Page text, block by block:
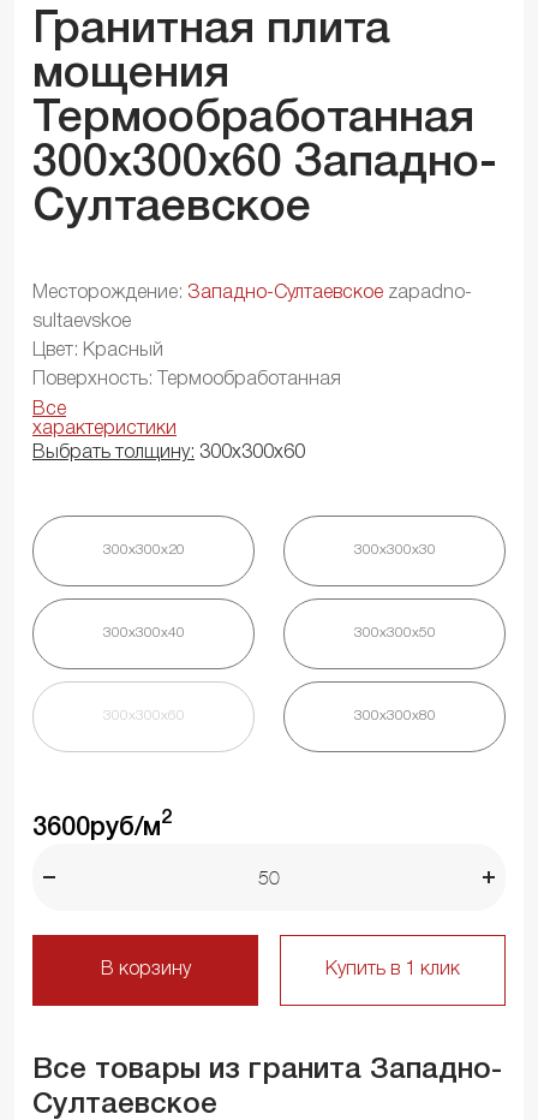
Гранитная плита
мощения
Термообработанная
300x300x60 Западно-
Султаевское
Месторождение: Западно-Султаевское zapadno-
sultaevskoe
Цвет: Красный
Поверхность: Термообработанная
Все
характеристики
Выбрать толщину: 300х300х60
300х300х20 300х300х30
300х300х40 300х300х50
300х300х60 300х300х80
3600руб/м2
В корзину Купить в 1 клик
Все товары из гранита Западно-
Султаевское